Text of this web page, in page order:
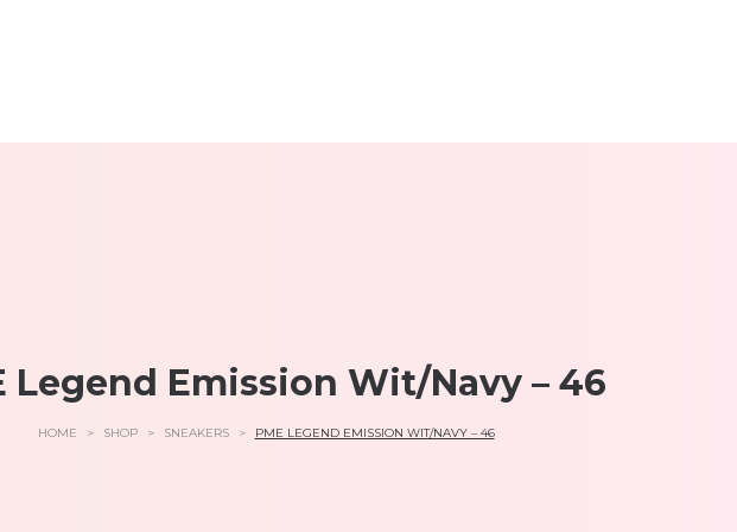
Legend Emission Wit/Navy – 46
HOME > SHOP > SNEAKERS > PME LEGEND EMISSION WIT/NAVY – 46